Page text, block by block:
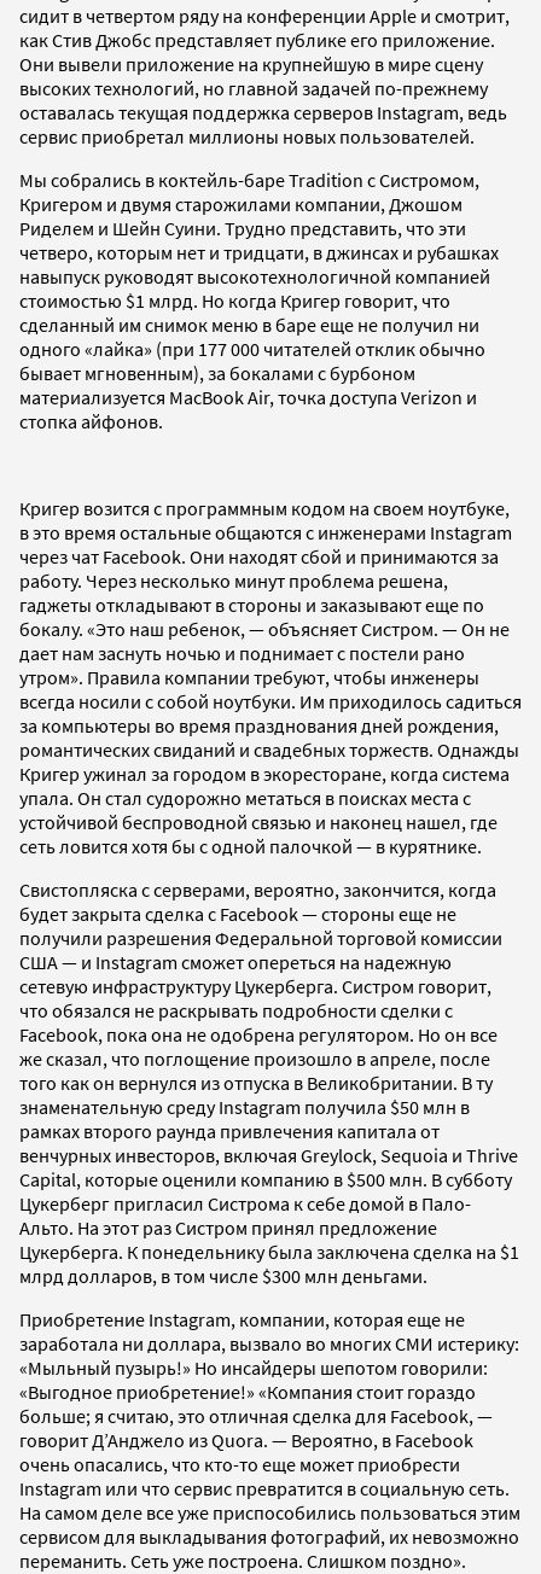
сидит в четвертом ряду на конференции Apple и смотрит,
как Стив Джобс представляет публике его приложение.
Они вывели приложение на крупнейшую в мире сцену
высоких технологий, но главной задачей по-прежнему
оставалась текущая поддержка серверов Instagram, ведь
сервис приобретал миллионы новых пользователей.
Мы собрались в коктейль-баре Tradition с Систромом,
Кригером и двумя старожилами компании, Джошом
Риделем и Шейн Суини. Трудно представить, что эти
четверо, которым нет и тридцати, в джинсах и рубашках
навыпуск руководят высокотехнологичной компанией
стоимостью $1 млрд. Но когда Кригер говорит, что
сделанный им снимок меню в баре еще не получил ни
одного «лайка» (при 177 000 читателей отклик обычно
бывает мгновенным), за бокалами с бурбоном
материализуется MacBook Air, точка доступа Verizon и
стопка айфонов.
Кригер возится с программным кодом на своем ноутбуке,
в это время остальные общаются с инженерами Instagram
через чат Facebook. Они находят сбой и принимаются за
работу. Через несколько минут проблема решена,
гаджеты откладывают в стороны и заказывают еще по
бокалу. «Это наш ребенок, — объясняет Систром. — Он не
дает нам заснуть ночью и поднимает с постели рано
утром». Правила компании требуют, чтобы инженеры
всегда носили с собой ноутбуки. Им приходилось садиться
за компьютеры во время празднования дней рождения,
романтических свиданий и свадебных торжеств. Однажды
Кригер ужинал за городом в экоресторане, когда система
упала. Он стал судорожно метаться в поисках места с
устойчивой беспроводной связью и наконец нашел, где
сеть ловится хотя бы с одной палочкой — в курятнике.
Свистопляска с серверами, вероятно, закончится, когда
будет закрыта сделка с Facebook — стороны еще не
получили разрешения Федеральной торговой комиссии
США — и Instagram сможет опереться на надежную
сетевую инфраструктуру Цукерберга. Систром говорит,
что обязался не раскрывать подробности сделки с
Facebook, пока она не одобрена регулятором. Но он все
же сказал, что поглощение произошло в апреле, после
того как он вернулся из отпуска в Великобритании. В ту
знаменательную среду Instagram получила $50 млн в
рамках второго раунда привлечения капитала от
венчурных инвесторов, включая Greylock, Sequoia и Thrive
Capital, которые оценили компанию в $500 млн. В субботу
Цукерберг пригласил Систрома к себе домой в Пало-
Альто. На этот раз Систром принял предложение
Цукерберга. К понедельнику была заключена сделка на $1
млрд долларов, в том числе $300 млн деньгами.
Приобретение Instagram, компании, которая еще не
заработала ни доллара, вызвало во многих СМИ истерику:
«Мыльный пузырь!» Но инсайдеры шепотом говорили:
«Выгодное приобретение!» «Компания стоит гораздо
больше; я считаю, это отличная сделка для Facebook, —
говорит Д’Анджело из Quora. — Вероятно, в Facebook
очень опасались, что кто-то еще может приобрести
Instagram или что сервис превратится в социальную сеть.
На самом деле все уже приспособились пользоваться этим
сервисом для выкладывания фотографий, их невозможно
переманить. Сеть уже построена. Слишком поздно».